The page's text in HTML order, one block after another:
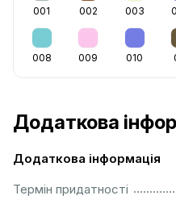
001 002 003
008 009 010
Додаткова
Додаткова інформація
Термін придатності